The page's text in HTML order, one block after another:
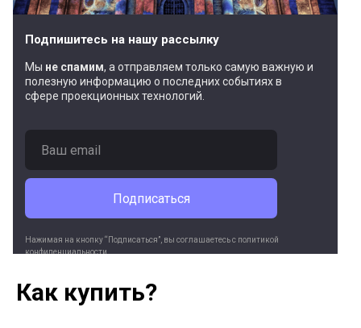
Подпишитесь на нашу рассылку
Мы не спамим, а отправляем только самую важную и
полезную информацию о последних событиях в
сфере проекционных технологий.
Нажимая на кнопку “Подписаться”, вы соглашаетесь c политикой
конфиденциальности.
Подписаться
Как купить?